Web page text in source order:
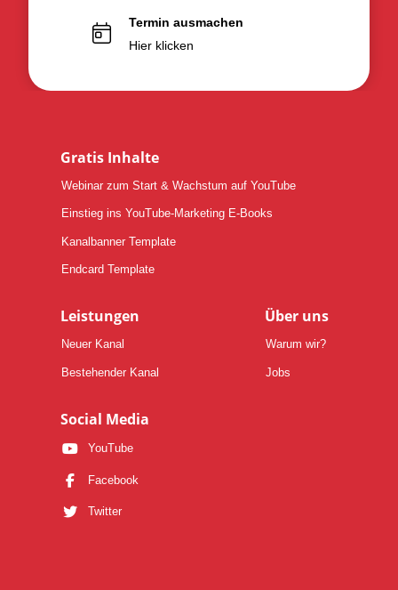
Termin ausmachen
Hier klicken
Gratis Inhalte
Webinar zum Start & Wachstum auf YouTube
Einstieg ins YouTube-Marketing E-Books
Kanalbanner Template
Endcard Template
Leistungen
Neuer Kanal
Bestehender Kanal
Über uns
Warum wir?
Jobs
Social Media
YouTube
Facebook
Twitter